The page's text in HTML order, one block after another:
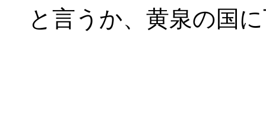
と言うか、黄泉の国